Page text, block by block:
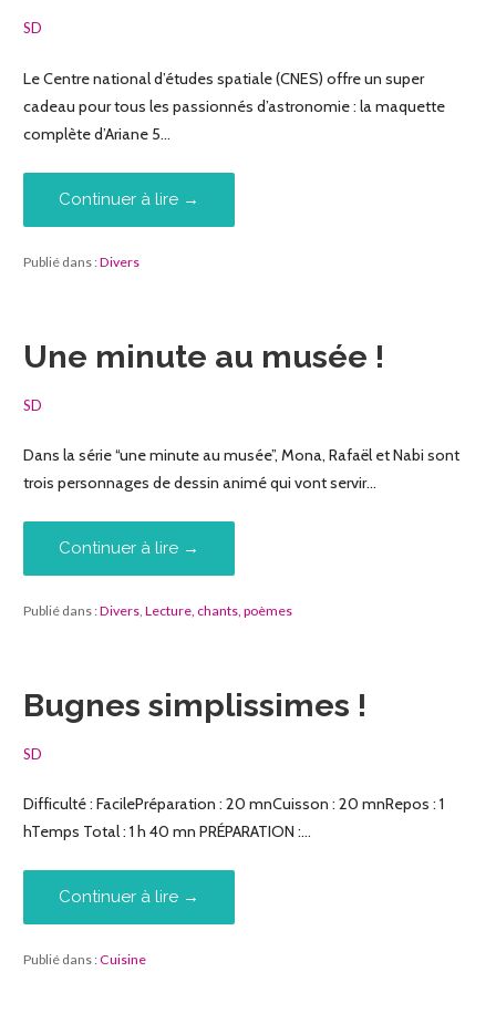
SD
Le Centre national d’études spatiale (CNES) offre un super
cadeau pour tous les passionnés d’astronomie : la maquette
complète d’Ariane 5…
Continuer à lire →
Publié dans :Divers
Une minute au musée !
SD
Dans la série “une minute au musée”, Mona, Rafaël et Nabi sont
trois personnages de dessin animé qui vont servir…
Continuer à lire →
Publié dans :Divers, Lecture, chants, poèmes
Bugnes simplissimes !
SD
Difficulté : FacilePréparation : 20 mnCuisson : 20 mnRepos : 1
hTemps Total : 1 h 40 mn PRÉPARATION :…
Continuer à lire →
Publié dans :Cuisine